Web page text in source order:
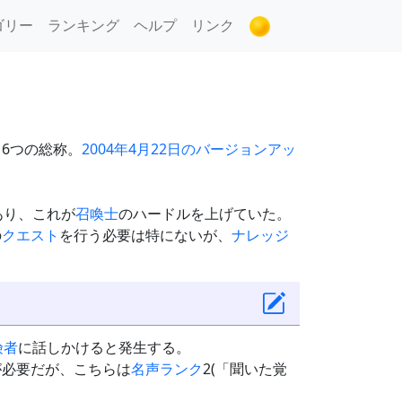
リー ランキング ヘルプ リンク
6つの総称。 2004年4月22日のバージョンアッ
、これが召喚士のハードルを上げていた。
クエスト を行う必要は特にないが、 ナレッジ
者に話しかけると発生する。
要だが、こちらは名声ランク2(「聞いた覚